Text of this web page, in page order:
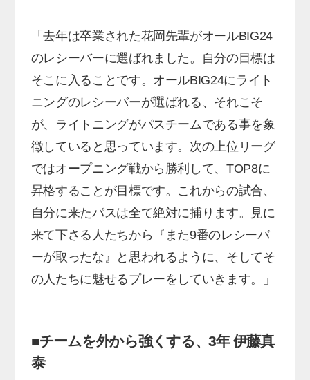
「去年は卒業された花岡先輩がオールBIG24
のレシーバーに選ばれました。自分の目標は
そこに入ることです。オールBIG24にライト
ニングのレシーバーが選ばれる、それこそ
が、ライトニングがパスチームである事を象
徴していると思っています。次の上位リーグ
ではオープニング戦から勝利して、TOP8に
昇格することが目標です。これからの試合、
自分に来たパスは全て絶対に捕ります。見に
来て下さる人たちから『また9番のレシーバ
ーが取ったな』と思われるように、そしてそ
の人たちに魅せるプレーをしていきます。」
■チームを外から強くする、3年 伊藤真
泰